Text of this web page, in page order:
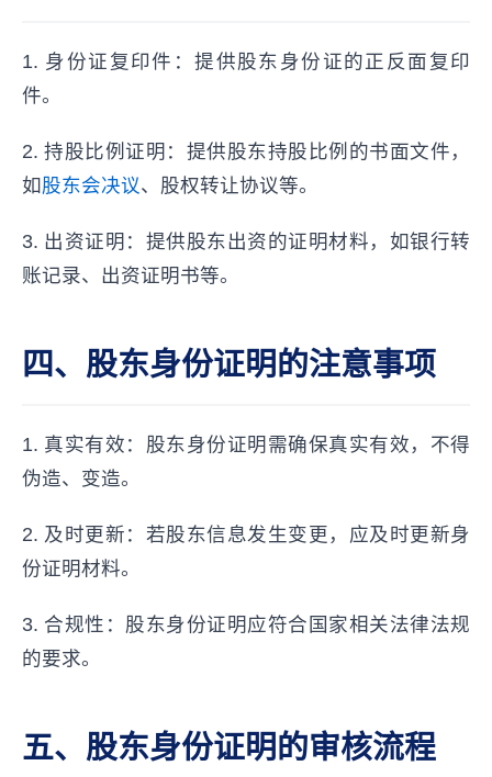
1. 身份证复印件：提供股东身份证的正反面复印
件。
2. 持股比例证明：提供股东持股比例的书面文件，
如 股东会决议、股权转让协议等。
3. 出资证明：提供股东出资的证明材料，如银行转
账记录、出资证明书等。
四、股东身份证明的注意事项
1. 真实有效：股东身份证明需确保真实有效，不得
伪造、变造。
2. 及时更新：若股东信息发生变更，应及时更新身
份证明材料。
3. 合规性：股东身份证明应符合国家相关法律法规
的要求。
五、股东身份证明的审核流程